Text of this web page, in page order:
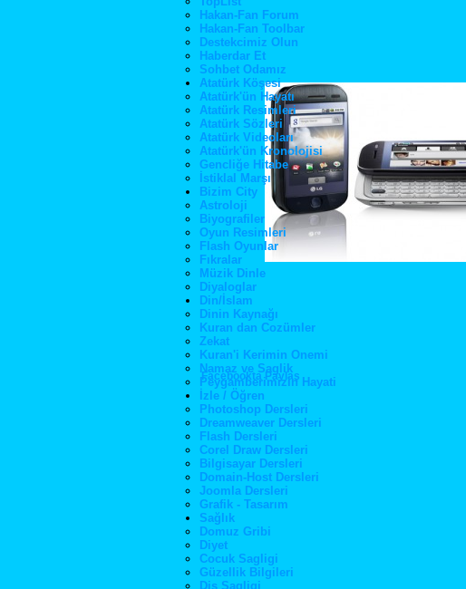
Hakan-Fan Forum
Hakan-Fan Toolbar
Destekcimiz Olun
Haberdar Et
Sohbet Odamız
Atatürk Köşesi
Atatürk'ün Hayatı
Atatürk Resimleri
Atatürk Sözleri
Atatürk Videoları
Atatürk'ün Kronolojisi
Gencliğe Hitabe
İstiklal Marşı
Bizim City
Astroloji
Biyografiler
Oyun Resimleri
Flash Oyunlar
Fıkralar
Müzik Dinle
Diyaloglar
Din/İslam
Dinin Kaynağı
Kuran dan Cozümler
Zekat
Kuran'i Kerimin Onemi
Namaz ve Saglik
Peygamberimizin Hayati
İzle / Öğren
Photoshop Dersleri
Dreamweaver Dersleri
Flash Dersleri
Corel Draw Dersleri
Bilgisayar Dersleri
Domain-Host Dersleri
Joomla Dersleri
Grafik - Tasarım
Sağlık
Domuz Gribi
Diyet
Cocuk Sagligi
Güzellik Bilgileri
Dis Sagligi
Facebookta Paylaş